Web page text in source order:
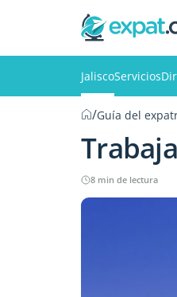
JaliscoServicios
/Guía del
8 min de lectura